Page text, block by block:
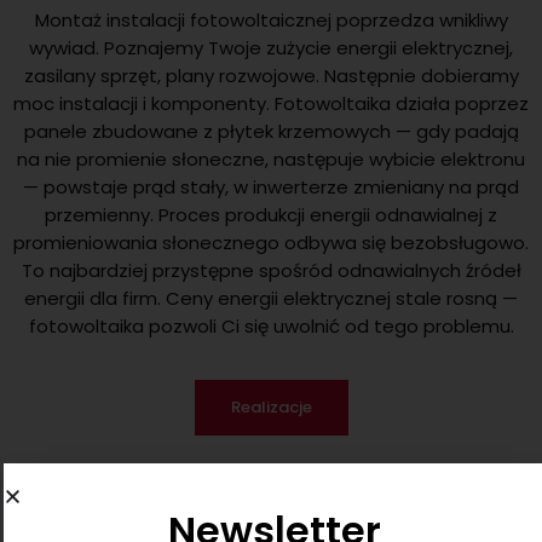
Montaż instalacji fotowoltaicznej poprzedza wnikliwy
wywiad. Poznajemy Twoje zużycie energii elektrycznej,
zasilany sprzęt, plany rozwojowe. Następnie dobieramy
moc instalacji i komponenty. Fotowoltaika działa poprzez
panele zbudowane z płytek krzemowych — gdy padają
na nie promienie słoneczne, następuje wybicie elektronu
— powstaje prąd stały, w inwerterze zmieniany na prąd
przemienny. Proces produkcji energii odnawialnej z
promieniowania słonecznego odbywa się bezobsługowo.
To najbardziej przystępne spośród odnawialnych źródeł
energii dla firm. Ceny energii elektrycznej stale rosną —
fotowoltaika pozwoli Ci się uwolnić od tego problemu.
Realizacje
Newsletter